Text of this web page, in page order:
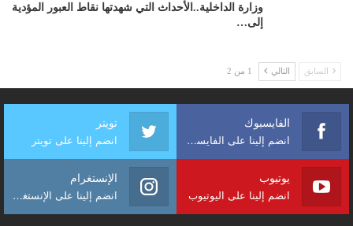
وزارة الداخلية..الأحداث التي شهدتها نقاط العبور المؤدية
إلى…
السابق التالي 1 من 2
الفايسبوك
انضم إلينا على الفايسبوك
تويتر
انضم إلينا على تويتر
يوتيوب
انضم إلينا على اليوتيوب
الإنستغرام
انضم إلينا على الإنستغرام